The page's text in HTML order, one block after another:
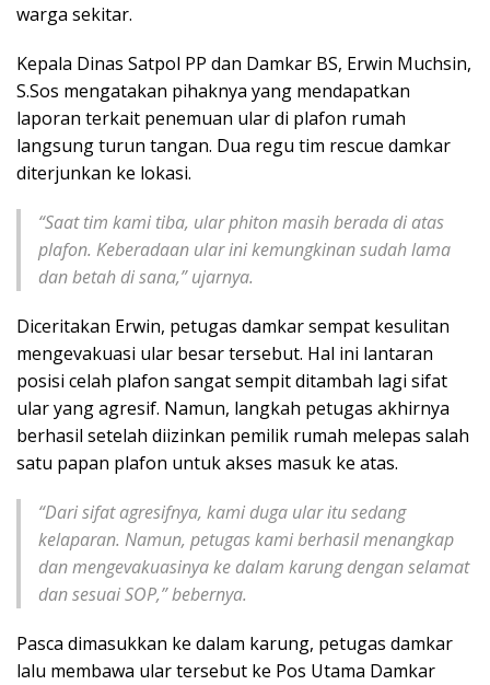
warga sekitar.
Kepala Dinas Satpol PP dan Damkar BS, Erwin Muchsin,
S.Sos mengatakan pihaknya yang mendapatkan
laporan terkait penemuan ular di plafon rumah
langsung turun tangan. Dua regu tim rescue damkar
diterjunkan ke lokasi.
“Saat tim kami tiba, ular phiton masih berada di atas
plafon. Keberadaan ular ini kemungkinan sudah lama
dan betah di sana,” ujarnya.
Diceritakan Erwin, petugas damkar sempat kesulitan
mengevakuasi ular besar tersebut. Hal ini lantaran
posisi celah plafon sangat sempit ditambah lagi sifat
ular yang agresif. Namun, langkah petugas akhirnya
berhasil setelah diizinkan pemilik rumah melepas salah
satu papan plafon untuk akses masuk ke atas.
“Dari sifat agresifnya, kami duga ular itu sedang
kelaparan. Namun, petugas kami berhasil menangkap
dan mengevakuasinya ke dalam karung dengan selamat
dan sesuai SOP,” bebernya.
Pasca dimasukkan ke dalam karung, petugas damkar
lalu membawa ular tersebut ke Pos Utama Damkar